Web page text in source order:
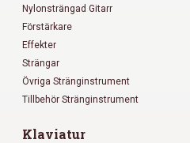
Nylonsträngad Gitarr
Förstärkare
Effekter
Strängar
Övriga Stränginstrument
Tillbehör Stränginstrument
Klaviatur